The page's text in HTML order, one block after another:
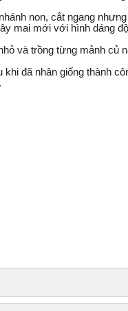
non, cắt ngang
mai mới với hình dáng
và trồng từng mảnh củ
đã nhân giống thành